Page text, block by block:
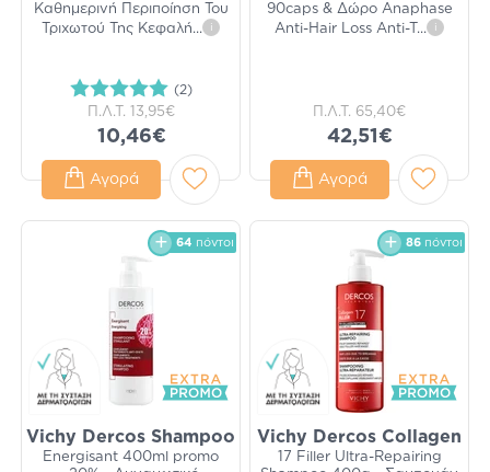
Καθημερινή Περιποίηση Του
Τριχωτού Της Κεφαλή... i
(2)
Π.Λ.Τ. 13,95€
10,46€
Αγορά
90caps & Δώρο Anaphase
Anti-Hair Loss Anti-T ... i
Π.Λ.Τ. 65,40€
42,51€
Αγορά
64 πόντοι
Vichy Dercos Shampoo
Energisant 400ml promo
86 πόντοι
Vichy Dercos Collagen
17 Filler Ultra-Repairing